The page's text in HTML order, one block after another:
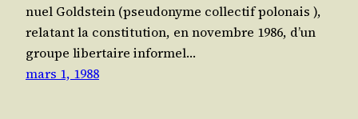
nuel Gold­stein (pseu­do­nyme col­lec­tif polo­nais ),
rela­tant la consti­tu­tion, en novembre 1986, d’un
groupe liber­taire infor­mel…
mars 1, 1988